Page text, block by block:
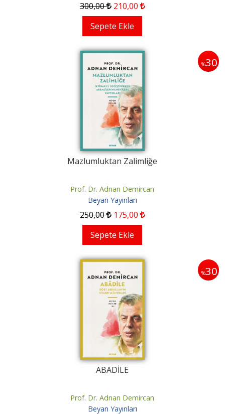
300,00 210,00
Sepete Ekle
%30
Mazlumluktan Zalimliğe
Prof. Dr. Adnan Demircan
Beyan Yayınları
250,00 175,00
Sepete Ekle
%30
ABADİLE
Prof. Dr. Adnan Demircan
Beyan Yayınları